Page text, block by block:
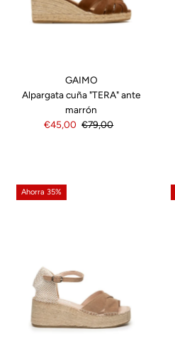
GAIMO
Alpargata cuña "TERA" ante
marrón
Precio
€45,00 Precio
€79,00
Ahorra 35%